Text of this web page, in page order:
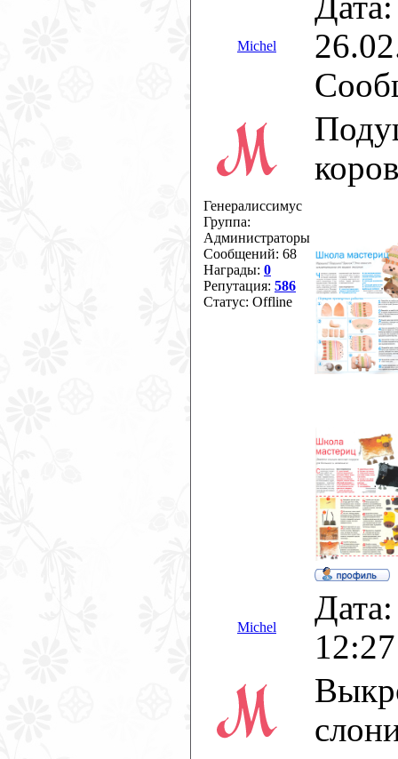
Michel
Генералиссимус
Группа:
Администраторы
Сообщений: 68
Награды: 0
Репутация: 586
Статус: Offline
Michel